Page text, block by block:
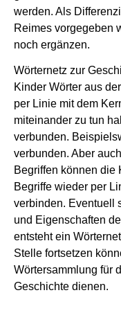
werden. Als
Reimes vorgegeben
noch ergänzen.
Wörternetz zur
Kinder Wörter aus
per Linie mit dem
miteinander zu tun
verbunden.
verbunden. Aber
Begriffen können die
Begriffe wieder per
verbinden. Eventuell
und Eigenschaften
entsteht ein
Stelle fortsetzen
Wörtersammlung für
Geschichte dienen.